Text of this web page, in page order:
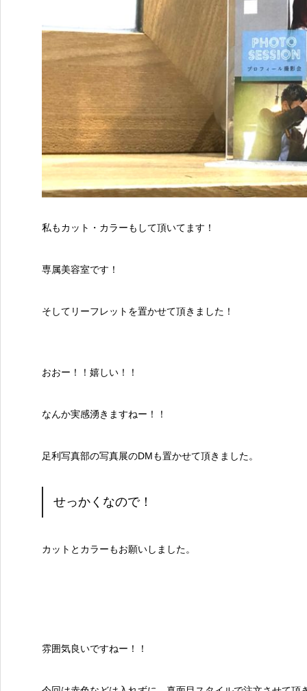
私もカット・カラーもして頂いてます！
専属美容室です！
そしてリーフレットを置かせて頂きました！
おおー！！嬉しい！！
なんか実感湧きますねー！！
足利写真部の写真展のDMも置かせて頂きました。
せっかくなので！
カットとカラーもお願いしました。
雰囲気良いですねー！！